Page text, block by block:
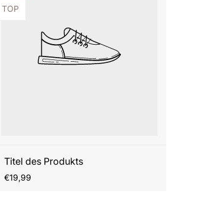
Produktbezeichnung:
TOP
Titel des Produkts
Regulärer
€19,99